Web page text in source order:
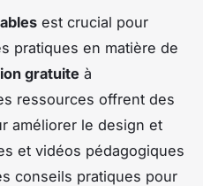
est crucial pour
pratiques en matière de
gratuite à
ressources offrent des
améliorer le design et
et vidéos pédagogiques
conseils pratiques pour